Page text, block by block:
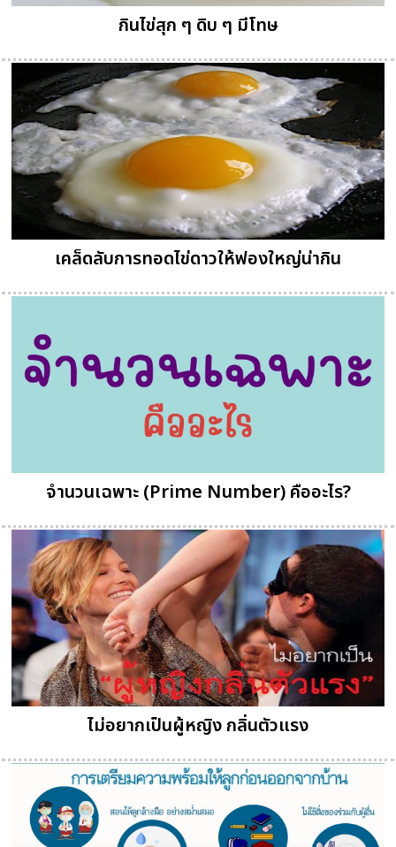
กินไข่สุก ๆ ดิบ ๆ มีโทษ
เคล็ดลับการทอดไข่ดาวให้ฟองใหญ่น่ากิน
จำนวนเฉพาะ (Prime Number) คืออะไร?
ไม่อยากเป็นผู้หญิง กลิ่นตัวแรง